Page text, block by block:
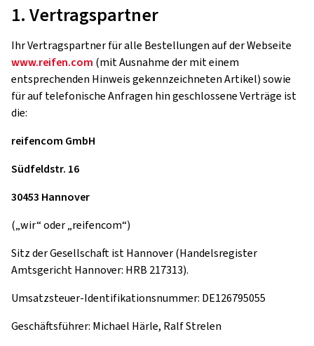
1. Vertragspartner
Ihr Vertragspartner für alle Bestellungen auf der Webseite
www.reifen.com (mit Ausnahme der mit einem
entsprechenden Hinweis gekennzeichneten Artikel) sowie
für auf telefonische Anfragen hin geschlossene Verträge ist
die:
reifencom GmbH
Südfeldstr. 16
30453 Hannover
(„wir“ oder „reifencom“)
Sitz der Gesellschaft ist Hannover (Handelsregister
Amtsgericht Hannover: HRB 217313).
Umsatzsteuer-Identifikationsnummer: DE126795055
Geschäftsführer: Michael Härle, Ralf Strelen